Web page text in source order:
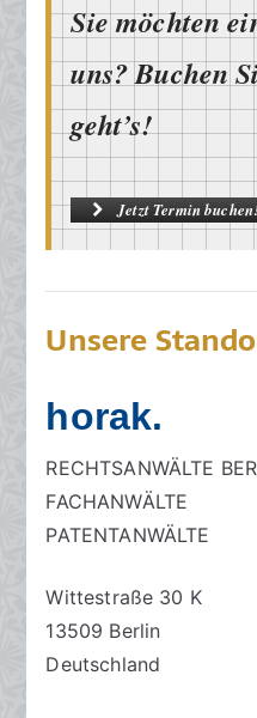
Sie möchten
uns? Buchen
geht’s!
Jetzt Termin
Unsere
horak.
RECHTSANWÄLTE
FACHANWÄLTE
PATENTANWÄLTE
Wittestraße 30 K
13509 Berlin
Deutschland